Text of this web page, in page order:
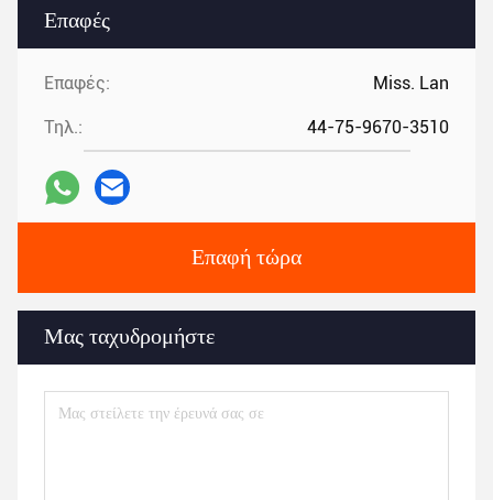
Επαφές
Επαφές: Miss. Lan
Τηλ.: 44-75-9670-3510
Επαφή τώρα
Μας ταχυδρομήστε